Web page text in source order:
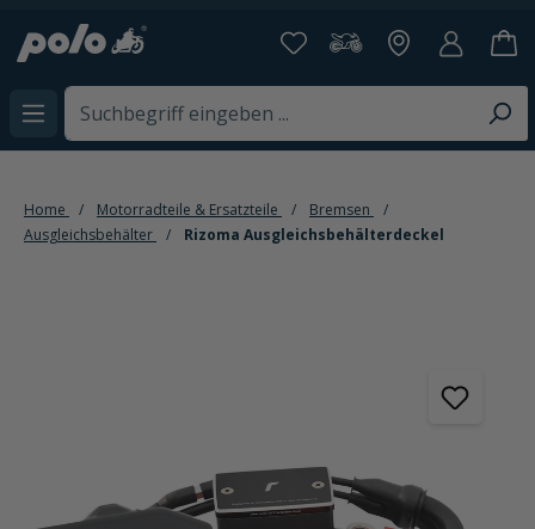
springen
Home Motorradteile & Ersatzteile
Bremsen